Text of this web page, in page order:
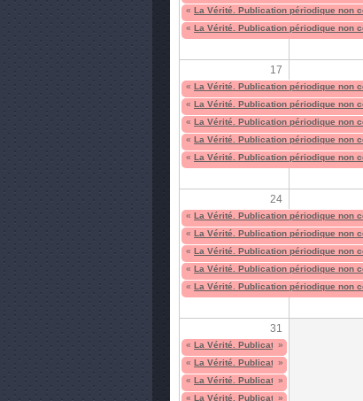
« La Vérité. Publication périodique non
« La Vérité. Publication périodique non
17
« La Vérité. Publication périodique non
« La Vérité. Publication périodique non
« La Vérité. Publication périodique non
« La Vérité. Publication périodique non
« La Vérité. Publication périodique non
24
« La Vérité. Publication périodique non
« La Vérité. Publication périodique non
« La Vérité. Publication périodique non
« La Vérité. Publication périodique non
« La Vérité. Publication périodique non
31
« La Vérité. Publication périodique non
»
« La Vérité. Publication périodique non
»
« La Vérité. Publication périodique non
»
« La Vérité. Publication périodique non
»